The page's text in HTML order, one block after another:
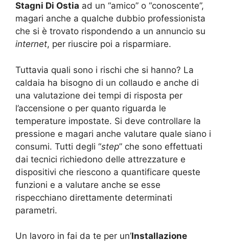
Stagni Di Ostia ad un “amico” o “conoscente”,
magari anche a qualche dubbio professionista
che si è trovato rispondendo a un annuncio su
internet, per riuscire poi a risparmiare.
Tuttavia quali sono i rischi che si hanno? La
caldaia ha bisogno di un collaudo e anche di
una valutazione dei tempi di risposta per
l’accensione o per quanto riguarda le
temperature impostate. Si deve controllare la
pressione e magari anche valutare quale siano i
consumi. Tutti degli “step” che sono effettuati
dai tecnici richiedono delle attrezzature e
dispositivi che riescono a quantificare queste
funzioni e a valutare anche se esse
rispecchiano direttamente determinati
parametri.
Un lavoro in fai da te per un’Installazione